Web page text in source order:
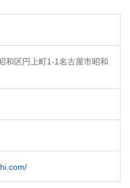
和区円上町1-1名古屋市昭和